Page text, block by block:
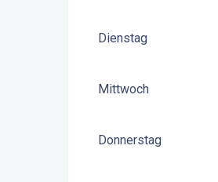
Dienstag
Mittwoch
Donnerstag